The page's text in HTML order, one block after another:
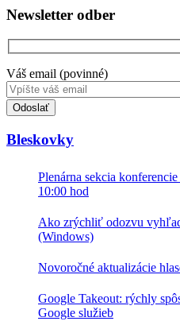
Newsletter odber
Váš email (povinné)
Toto
pole
nevyplňujte.
Bleskovky
Plenárna sekcia
10:00 hod
Ako zrýchliť odozvu
(Windows)
Novoročné aktualizácie
Google Takeout: rýchly
Google služieb